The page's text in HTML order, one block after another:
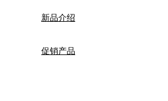
新品介绍
促销产品